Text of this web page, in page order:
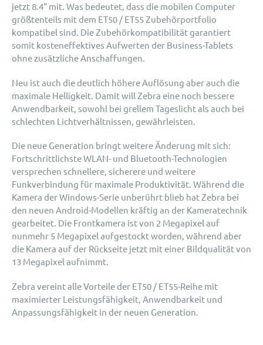
jetzt 8.4“ mit. Was bedeutet, dass die mobilen Computer
größtenteils mit dem ET50 / ET55 Zubehörportfolio
kompatibel sind. Die Zubehörkompatibilität garantiert
somit kosteneffektives Aufwerten der Business-Tablets
ohne zusätzliche Anschaffungen.
Neu ist auch die deutlich höhere Auflösung aber auch die
maximale Helligkeit. Damit will Zebra eine noch bessere
Anwendbarkeit, sowohl bei grellem Tageslicht als auch bei
schlechten Lichtverhältnissen, gewährleisten.
Die neue Generation bringt weitere Änderung mit sich:
Fortschrittlichste WLAN- und Bluetooth-Technologien
versprechen schnellere, sicherere und weitere
Funkverbindung für maximale Produktivität. Während die
Kamera der Windows-Serie unberührt blieb hat Zebra bei
den neuen Android-Modellen kräftig an der Kameratechnik
gearbeitet. Die Frontkamera ist von 2 Megapixel auf
nunmehr 5 Megapixel aufgestockt worden, während aber
die Kamera auf der Rückseite jetzt mit einer Bildqualität von
13 Megapixel aufnimmt.
Zebra vereint alle Vorteile der ET50 / ET55-Reihe mit
maximierter Leistungsfähigkeit, Anwendbarkeit und
Anpassungsfähigkeit in der neuen Generation.